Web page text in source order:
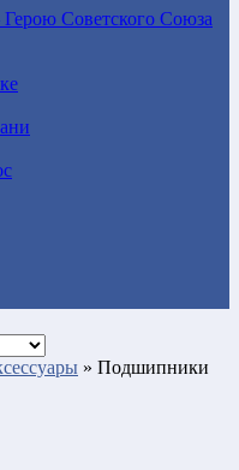
Советского Союза
» Подшипники